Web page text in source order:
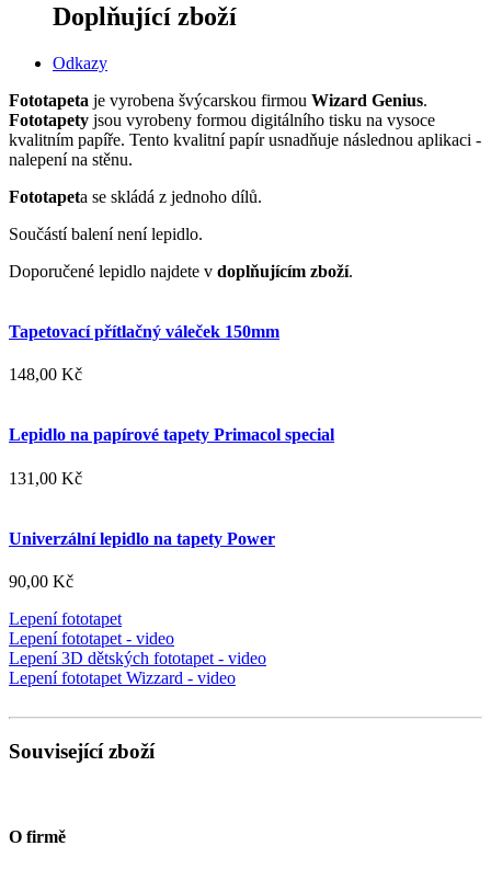
Doplňující zboží
Odkazy
Fototapeta je vyrobena švýcarskou firmou Wizard Genius.
Fototapety jsou vyrobeny formou digitálního tisku na vysoce
kvalitním papíře. Tento kvalitní papír usnadňuje následnou aplikaci -
nalepení na stěnu.
Fototapeta se skládá z jednoho dílů.
Součástí balení není lepidlo.
Doporučené lepidlo najdete v doplňujícím zboží.
Tapetovací přítlačný váleček 150mm
148,00 Kč
Lepidlo na papírové tapety Primacol special
131,00 Kč
Univerzální lepidlo na tapety Power
90,00 Kč
Lepení fototapet
Lepení fototapet - video
Lepení 3D dětských fototapet - video
Lepení fototapet Wizzard - video
Související zboží
O firmě